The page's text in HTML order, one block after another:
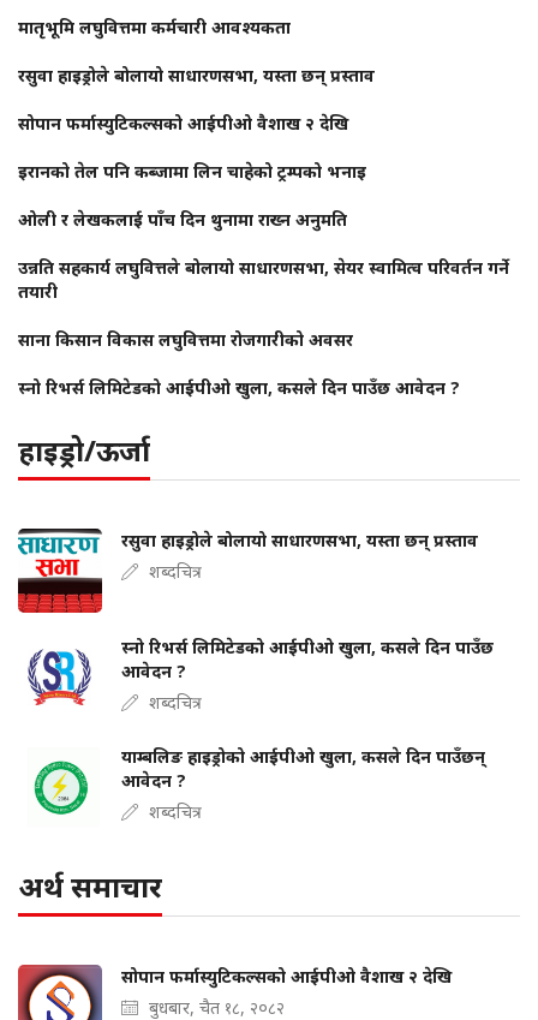
मातृभूमि लघुवित्तमा कर्मचारी आवश्यकता
रसुवा हाइड्रोले बोलायो साधारणसभा, यस्ता छन् प्रस्ताव
सोपान फर्मास्युटिकल्सको आईपीओ वैशाख २ देखि
इरानको तेल पनि कब्जामा लिन चाहेको ट्रम्पको भनाइ
ओली र लेखकलाई पाँच दिन थुनामा राख्न अनुमति
उन्नति सहकार्य लघुवित्तले बोलायो साधारणसभा, सेयर स्वामित्व परिवर्तन गर्ने
तयारी
साना किसान विकास लघुवित्तमा रोजगारीको अवसर
स्नो रिभर्स लिमिटेडको आईपीओ खुला, कसले दिन पाउँछ आवेदन ?
हाइड्रो/ऊर्जा
रसुवा हाइड्रोले बोलायो साधारणसभा, यस्ता छन् प्रस्ताव
शब्दचित्र
स्नो रिभर्स लिमिटेडको आईपीओ खुला, कसले दिन पाउँछ
आवेदन ?
शब्दचित्र
याम्बलिङ हाइड्रोको आईपीओ खुला, कसले दिन पाउँछन्
आवेदन ?
शब्दचित्र
अर्थ समाचार
सोपान फर्मास्युटिकल्सको आईपीओ वैशाख २ देखि
बुधबार, चैत १८, २०८२